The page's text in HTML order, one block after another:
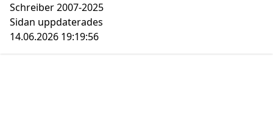
Schreiber 2007-2025
Sidan uppdaterades
14.06.2026 19:19:56